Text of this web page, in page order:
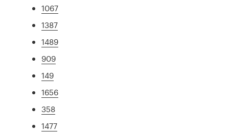
1067
1387
1489
909
149
1656
358
1477